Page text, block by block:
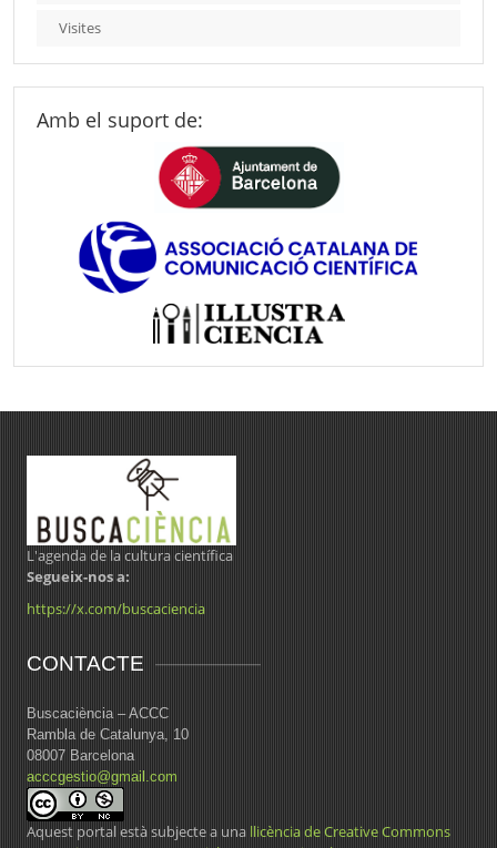
Visites
Amb el suport de:
L'agenda de la cultura científica
Segueix-nos a:
https://x.com/buscaciencia
CONTACTE
Buscaciència – ACCC
Rambla de Catalunya, 10
08007 Barcelona
acccgestio@gmail.com
Aquest portal està subjecte a una llicència de Creative Commons